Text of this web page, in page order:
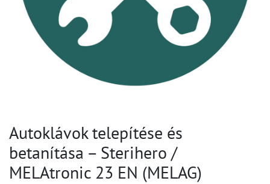
Autoklávok telepítése és
betanítása – Sterihero /
MELAtronic 23 EN (MELAG)